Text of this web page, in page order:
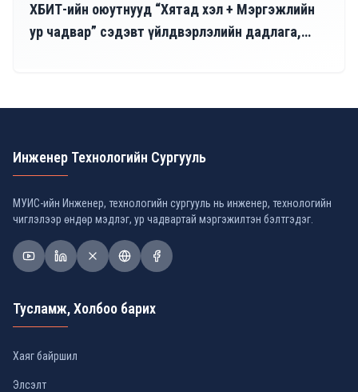
ХБИТ-ийн оюутнууд “Хятад хэл + Мэргэжлийн
ур чадвар” сэдэвт үйлдвэрлэлийн дадлага,
Инженер Технологийн Сургууль
МУИС-ийн Инженер, технологийн сургууль нь инженер, технологийн
чиглэлээр өндөр мэдлэг, ур чадвартай мэргэжилтэн бэлтгэдэг.
Тусламж, Холбоо барих
Хаяг байршил
Элсэлт